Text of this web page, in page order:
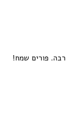
פורים שמח!